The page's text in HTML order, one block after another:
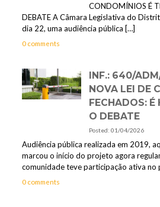
CONDOMÍNIOS É
DEBATE A Câmara Legislativa do
dia 22, uma audiência pública […]
0 comments
INF.: 640/
NOVA LEI DE
FECHADOS: É
O DEBATE
Posted: 01/04/2026
Audiência pública realizada em 2019,
marcou o início do projeto agora
comunidade teve participação ativa
0 comments